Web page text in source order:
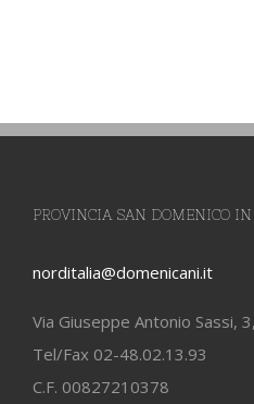
PROVINCIA SAN DOMENICO
norditalia@domenicani.it
Via Giuseppe Antonio Sassi,
Tel/Fax 02-48.02.13.93
C.F. 00827210378